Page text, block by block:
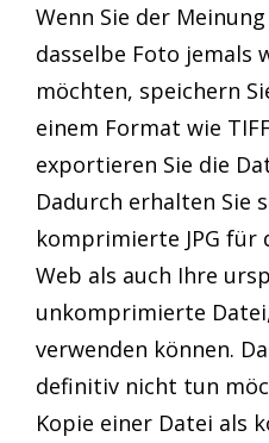
Wenn Sie der
dasselbe Foto jemals
möchten, speichern
einem Format wie
exportieren Sie die
Dadurch erhalten Sie
komprimierte JPG für
Web als auch Ihre
unkomprimierte
verwenden können.
definitiv nicht tun
Kopie einer Datei als